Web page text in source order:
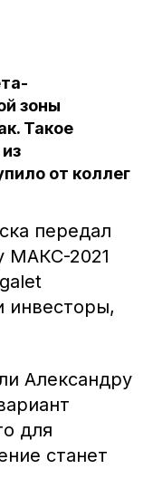
зоны
Такое
от коллег
передал
МАКС-2021
инвесторы,
Александру
для
станет